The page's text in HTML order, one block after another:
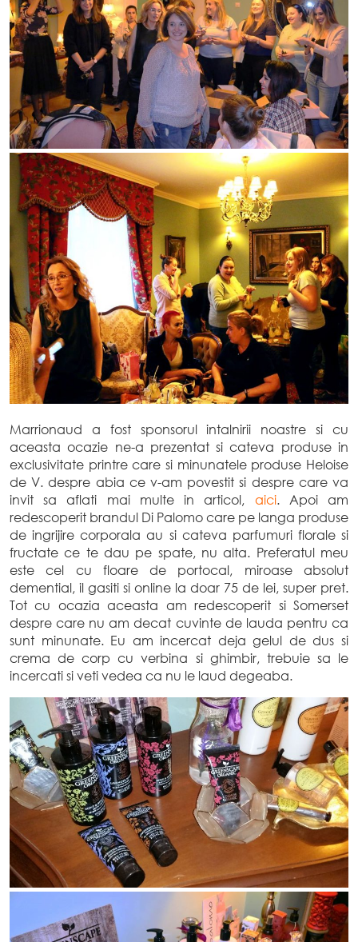
Marrionaud a fost sponsorul intalnirii noastre si cu
aceasta ocazie ne-a prezentat si cateva produse in
exclusivitate printre care si minunatele produse Heloise
de V. despre abia ce v-am povestit si despre care va
invit sa aflati mai multe in articol, aici. Apoi am
redescoperit brandul Di Palomo care pe langa produse
de ingrijire corporala au si cateva parfumuri florale si
fructate ce te dau pe spate, nu alta. Preferatul meu
este cel cu floare de portocal, miroase absolut
demential, il gasiti si online la doar 75 de lei, super pret.
Tot cu ocazia aceasta am redescoperit si Somerset
despre care nu am decat cuvinte de lauda pentru ca
sunt minunate. Eu am incercat deja gelul de dus si
crema de corp cu verbina si ghimbir, trebuie sa le
incercati si veti vedea ca nu le laud degeaba.